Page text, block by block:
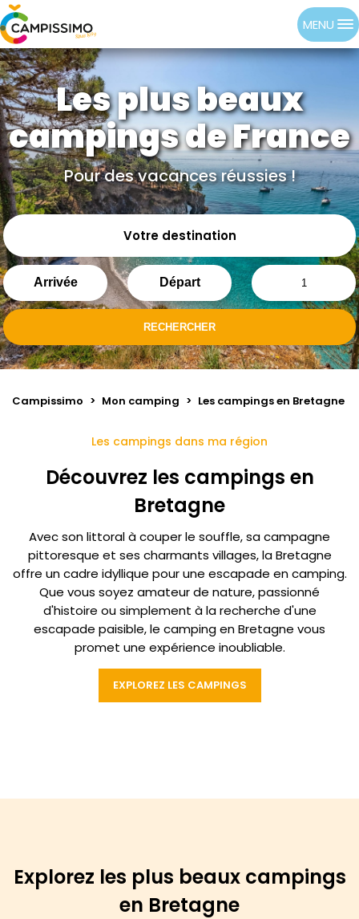
MENU
Les plus beaux
campings de France
Pour des vacances réussies !
Votre destination
Campissimo > Mon camping > Les campings en Bretagne
Les campings dans ma région
Découvrez les campings en
Bretagne
Avec son littoral à couper le souffle, sa campagne
pittoresque et ses charmants villages, la Bretagne
offre un cadre idyllique pour une escapade en camping.
Que vous soyez amateur de nature, passionné
d'histoire ou simplement à la recherche d'une
escapade paisible, le camping en Bretagne vous
promet une expérience inoubliable.
EXPLOREZ LES CAMPINGS
Explorez les plus beaux campings
en Bretagne